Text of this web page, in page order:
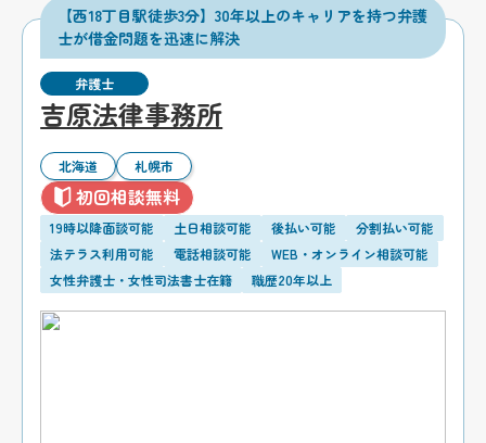
【西18丁目駅徒歩3分】30年以上のキャリアを持つ弁護
士が借金問題を迅速に解決
弁護士
吉原法律事務所
北海道 札幌市
初回相談無料
19時以降面談可能 土日相談可能 後払い可能
分割払い可能
法テラス利用可能
電話相談可能
WEB・オンライン相談可能
女性弁護士・女性司法書士在籍
職歴20年以上